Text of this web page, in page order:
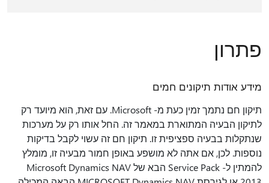
פתרון
מידע אודות תיקונים חמים
תיקון חם נתמך זמין כעת מ- Microsoft. עם זאת, הוא מיועד רק
לתיקון הבעיה המתוארת במאמר זה. החל אותו רק על מערכות
שנתקלות בבעיה ספציפית זו. תיקון חם זה עשוי לקבל בדיקות
נוספות. לכן, אם אתה לא מושפע באופן חמור מבעיה זו, מומלץ
להמתין ל- Service Pack הבא של Microsoft Dynamics NAV